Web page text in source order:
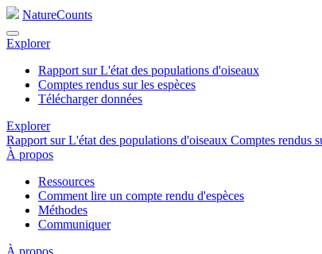
NatureCounts
Explorer
Rapport sur L'état des populations d'oiseaux
Comptes rendus sur les espèces
Télécharger données
Explorer
Rapport sur L'état des populations d'oiseaux Comptes rendus
À propos
Ressources
Comment lire un compte rendu d'espèces
Méthodes
Communiquer
À propos